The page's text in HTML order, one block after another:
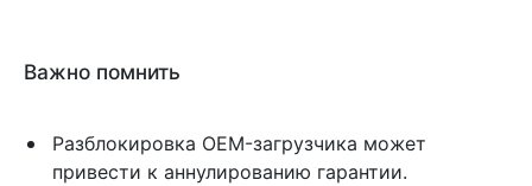
Важно помнить
Разблокировка OEM-загрузчика может
привести к аннулированию гарантии.